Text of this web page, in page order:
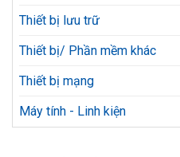
Thiết bị lưu trữ
Thiết bị/ Phần mềm khác
Thiết bị mạng
Máy tính - Linh kiện